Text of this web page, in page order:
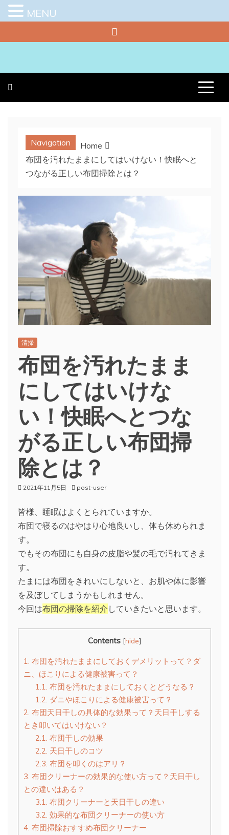
to
Navigation
Home
布団を汚れたままにしてはいけない！快眠へと
つながる正しい布団掃除とは？
清掃
布団を汚れたまま
にしてはいけな
い！快眠へとつな
がる正しい布団掃
除とは？
2021年11月5日 post-user
皆様、睡眠はよくとられていますか。
布団で寝るのはやはり心地良いし、体も休められま
す。
でもその布団にも自身の皮脂や髪の毛で汚れてきま
す。
たまには布団をきれいにしないと、お肌や体に影響
を及ぼしてしまうかもしれません。
今回は布団の掃除を紹介 していきたいと思います。
Contents [hide]
1. 布団を汚れたままにしておくデメリットって？ダ
ニ、ほこりによる健康被害って？
1.1. 布団を汚れたままにしておくとどうなる？
1.2. ダニやほこりによる健康被害って？
2. 布団天日干しの具体的な効果って？天日干しする
とき叩いてはいけない？
2.1. 布団干しの効果
2.2. 天日干しのコツ
2.3. 布団を叩くのはアリ？
3. 布団クリーナーの効果的な使い方って？天日干し
との違いはある？
3.1. 布団クリーナーと天日干しの違い
3.2. 効果的な布団クリーナーの使い方
4. 布団掃除おすすめ布団クリーナー
MENU